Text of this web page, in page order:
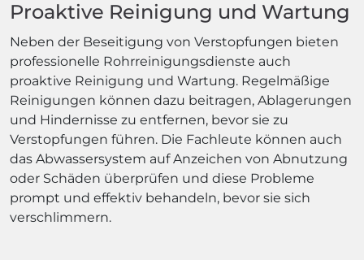
Proaktive Reinigung und Wartung
Neben der Beseitigung von Verstopfungen bieten
professionelle Rohrreinigungsdienste auch
proaktive Reinigung und Wartung. Regelmäßige
Reinigungen können dazu beitragen, Ablagerungen
und Hindernisse zu entfernen, bevor sie zu
Verstopfungen führen. Die Fachleute können auch
das Abwassersystem auf Anzeichen von Abnutzung
oder Schäden überprüfen und diese Probleme
prompt und effektiv behandeln, bevor sie sich
verschlimmern.